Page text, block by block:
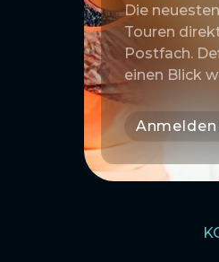
Die
Touren
Postfach.
einen Blick
Anmelden